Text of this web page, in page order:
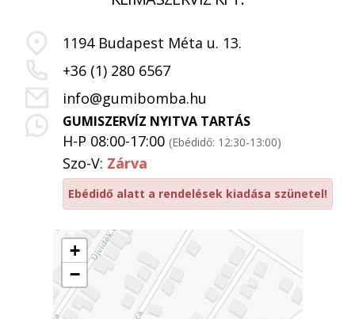
+
−
1194 Budapest Méta u. 13.
+36 (1) 280 6567
info@gumibomba.hu
GUMISZERVÍZ NYITVA TARTÁS
H-P 08:00-17:00 (Ebédidő: 12:30-13:00)
Szo-V: Zárva
Ebédidő alatt a rendelések kiadása szünetel!